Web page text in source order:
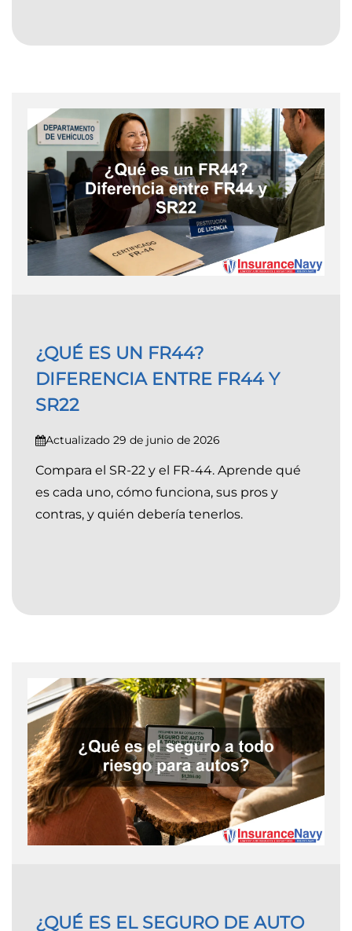
¿QUÉ ES UN FR44?
DIFERENCIA ENTRE FR44 Y
SR22
Actualizado 29 de junio de 2026
Compara el SR-22 y el FR-44. Aprende qué
es cada uno, cómo funciona, sus pros y
contras, y quién debería tenerlos.
¿QUÉ ES EL SEGURO DE AUTO